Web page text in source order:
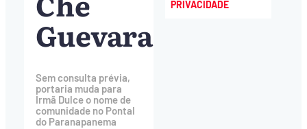
Guevara
Sem consulta prévia,
portaria muda para
Irmã Dulce o nome de
comunidade no Pontal
do Paranapanema
PRIVACIDADE